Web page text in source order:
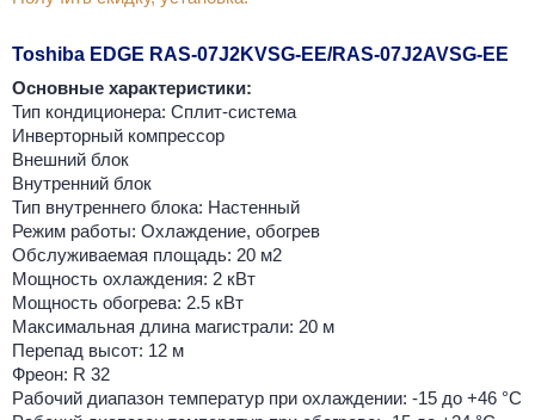
Toshiba EDGE RAS-07J2KVSG-EE/RAS-07J2AVSG-EE
Основные характеристики:
Тип кондиционера: Сплит-система
Инверторный компрессор
Внешний блок
Внутренний блок
Тип внутреннего блока: Настенный
Режим работы: Охлаждение, обогрев
Обслуживаемая площадь: 20 м2
Мощность охлаждения: 2 кВт
Мощность обогрева: 2.5 кВт
Максимальная длина магистрали: 20 м
Перепад высот: 12 м
Фреон: R 32
Рабочий диапазон температур при охлаждении: -15 до +46 °C